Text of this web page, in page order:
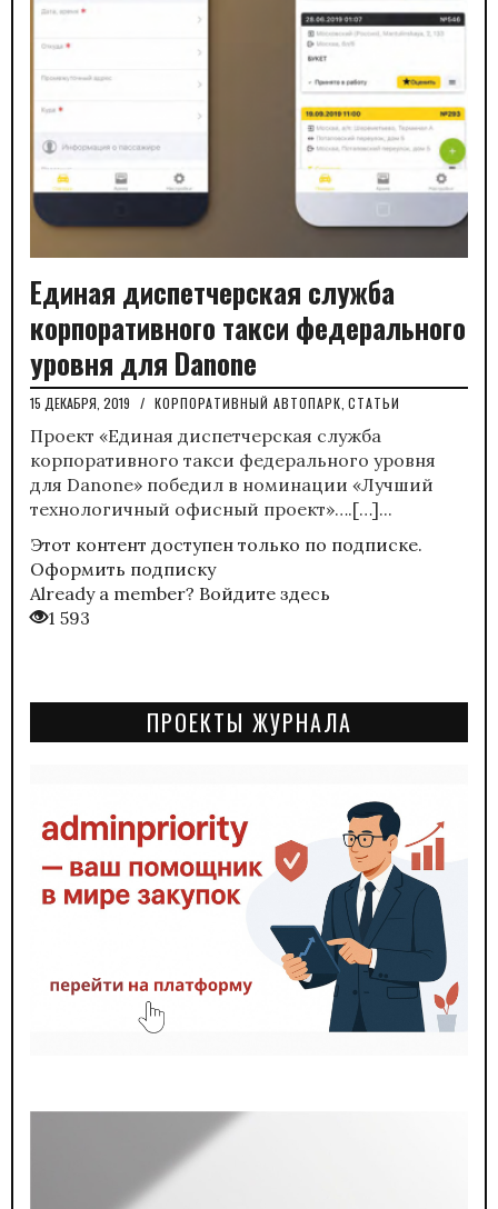
Единая диспетчерская служба
корпоративного такси федерального
уровня для Danone
15 ДЕКАБРЯ, 2019 / КОРПОРАТИВНЫЙ АВТОПАРК СТАТЬИ
Проект «Единая диспетчерская служба
корпоративного такси федерального уровня
для Danone» победил в номинации «Лучший
технологичный офисный проект»….[…]...
Этот контент доступен только по подписке.
Оформить подписку
Already a member? Войдите здесь
1 593
ПРОЕКТЫ ЖУРНАЛА